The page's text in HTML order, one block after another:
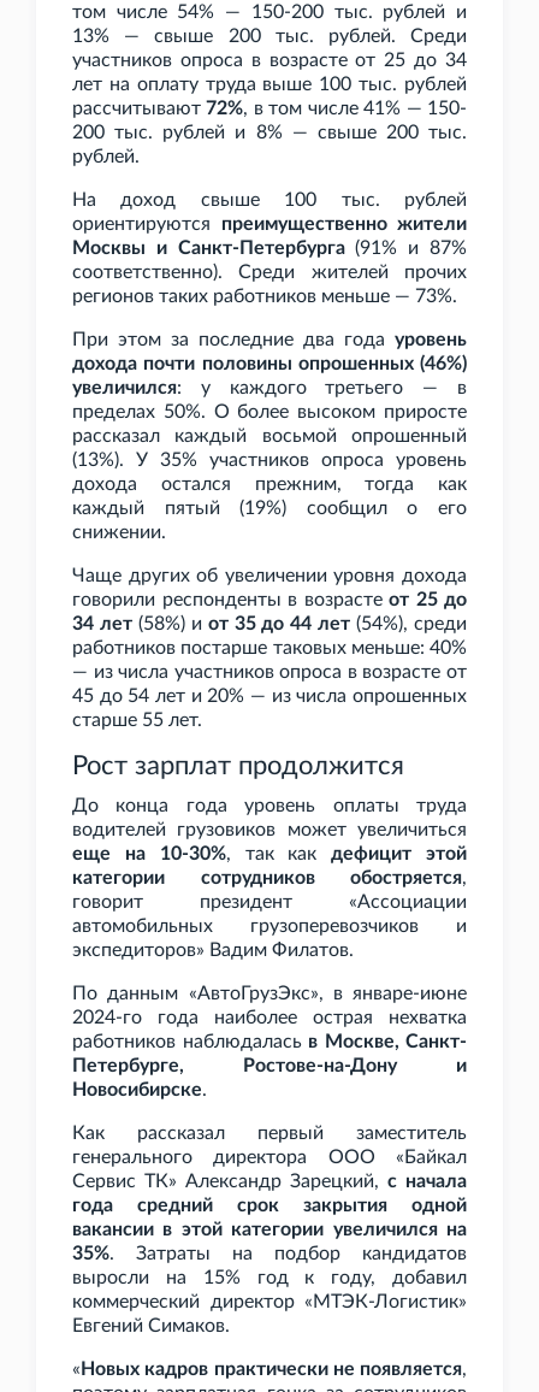
том числе 54% — 150-200 тыс. рублей и
13% — свыше 200
тыс. рублей. Среди
участников опроса в возрасте от 25 до 34
лет на оплату труда выше 100 тыс. рублей
рассчитывают72%, в том числе 41% — 150-
200 тыс. рублей и 8% — свыше 200 тыс.
рублей.
На доход свыше 100
тыс. рублей
ориентируются преимущественно жители
Москвы и Санкт-Петербурга(91% и 87%
соответственно). Среди жителей прочих
регионов таких работников меньше — 73%.
При этом за последние два года уровень
дохода почти половины опрошенных (46%)
увеличился: у каждого третьего — в
пределах 50%. О более высоком приросте
рассказал каждый восьмой опрошенный
(13%). У 35% участников опроса уровень
дохода остался прежним, тогда как
каждый пятый (19%) сообщил о его
снижении.
Чаще других об увеличении уровня дохода
говорили респонденты в возрасте от 25 до
34 лет(58%) и от 35 до 44 лет (54%), среди
работников постарше таковых меньше: 40%
— из числа участников опроса в возрасте от
45 до 54 лет и 20% — из числа опрошенных
старше 55 лет.
Рост зарплат продолжится
До конца года уровень оплаты труда
водителей грузовиков может увеличиться
еще на 10-30%, так какдефицит этой
категории сотрудников обостряется,
говорит президент «Ассоциации
автомобильных грузоперевозчиков и
экспедиторов» Вадим Филатов.
По данным «АвтоГрузЭкс», в январе-июне
2024-го года наиболее острая нехватка
работников наблюдалась в Москве, Санкт-
Петербурге, Ростове-на-Дону и
Новосибирске.
Как рассказал первый заместитель
генерального директора ООО «Байкал
Сервис ТК» Александр Зарецкий, с начала
года средний срок закрытия одной
вакансии в этой категории увеличился на
35%. Затраты на подбор кандидатов
выросли на 15% год к году, добавил
коммерческий директор «МТЭК-Логистик»
Евгений Симаков.
« Новых кадров практически не появляется,